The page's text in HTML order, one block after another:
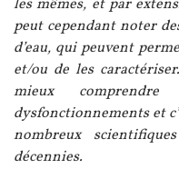
les mêmes, et par
peut cependant noter
d’eau, qui peuvent
et/ou de les
mieux
dysfonctionnements et
nombreux
décennies.